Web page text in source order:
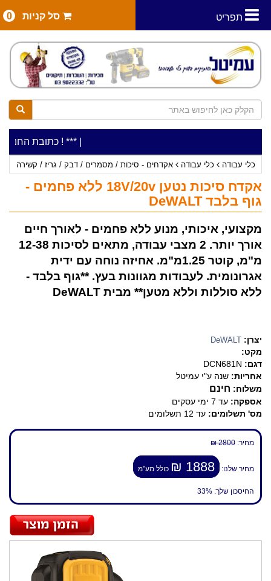
תפריט סל קניות 0
***כתובת החנות: רח' המלאכה 2, ביתן 8***כלי עבודה להשכרה בתעריף יומי משתלם ! ***
כלי עבודה כלי עבודה אקדחים - סיכות / מסמרים / דבק / גריז / קשירה
אקדח סיכות נטען 18V/20v ללא פחמים -
גוף בלבד DeWALT
מקצועי, איכותי, מנוע ללא פחמים - לאורך חיים
אורך יותר. 2 מצבי עבודה, מתאים לסיכות 12-38
מ"מ, קוטר 1.25מ"מ. אחיזה נוחה עם ידית
אגרונומית. לעבודות מגוונות בעץ. **גוף בלבד -
ללא סוללות וללא מטען** מבית DeWALT
יצרן: DeWALT
מקט:
דגם: DCN681N
אחריות: שנה ע"י עמיטל
משלוח: חינם
אספקה: עד 7 ימי עסקים
מס' תשלומים: עד 12 תשלומים
מחיר: 2800 ₪
מחיר שלנו: 1888 ₪ כולל מע"מ
החיסכון שלך: 33%